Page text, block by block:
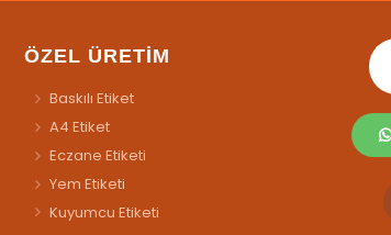
ÖZEL ÜRETİM
Baskılı Etiket
A4 Etiket
Eczane Etiketi
Yem Etiketi
Kuyumcu Etiketi